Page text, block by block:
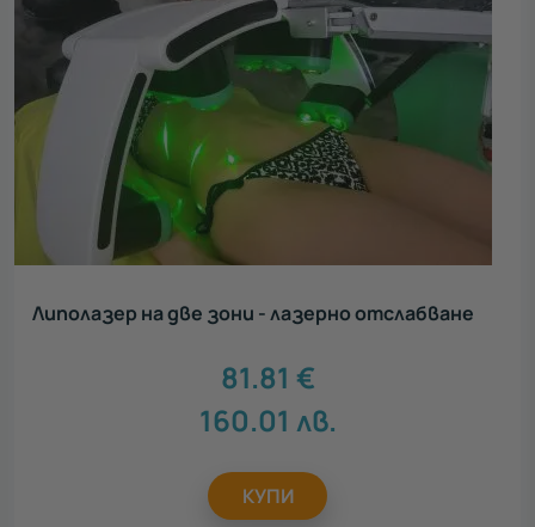
Липолазер на две зони - лазерно отслабване
81.81 €
160.01 лв.
КУПИ